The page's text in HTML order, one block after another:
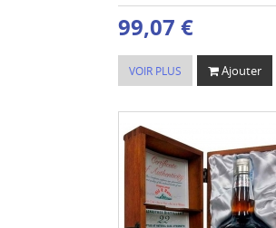
99,07 €
VOIR PLUS Ajouter